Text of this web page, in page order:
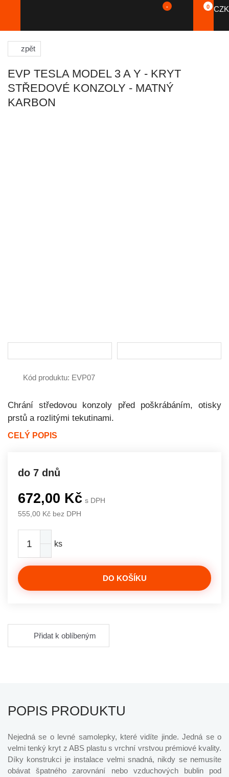
- 0 CZK
zpět
EVP TESLA MODEL 3 A Y - KRYT
STŘEDOVÉ KONZOLY - MATNÝ
KARBON
Kód produktu: EVP07
Chrání středovou konzoly před poškrábáním, otisky
prstů a rozlitými tekutinami.
CELÝ POPIS
do 7 dnů
672,00 Kč s DPH
555,00 Kč bez DPH
ks
DO KOŠÍKU
Přidat k oblíbeným
POPIS PRODUKTU
Nejedná se o levné samolepky, které vidíte jinde. Jedná se o
velmi tenký kryt z ABS plastu s vrchní vrstvou prémiové kvality.
Díky konstrukci je instalace velmi snadná, nikdy se nemusíte
obávat špatného zarovnání nebo vzduchových bublin pod